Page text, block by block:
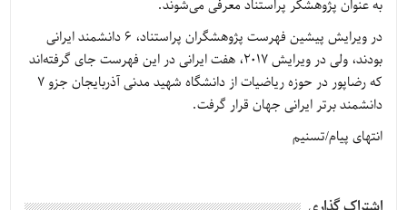
به‌ عنوان پژوهشگر پراستناد معرفی می‌شوند.
در ویرایش پیشین فهرست پژوهشگران پراستناد، 6 دانشمند ایرانی
بودند، ولی در ویرایش 2017، هفت ایرانی در این فهرست جای گرفته‌اند
که رضاپور در حوزه ریاضیات از دانشگاه شهید مدنی آذربایجان جزو 7
دانشمند برتر ایرانی جهان قرار گرفت.
انتهای پیام/تسنیم